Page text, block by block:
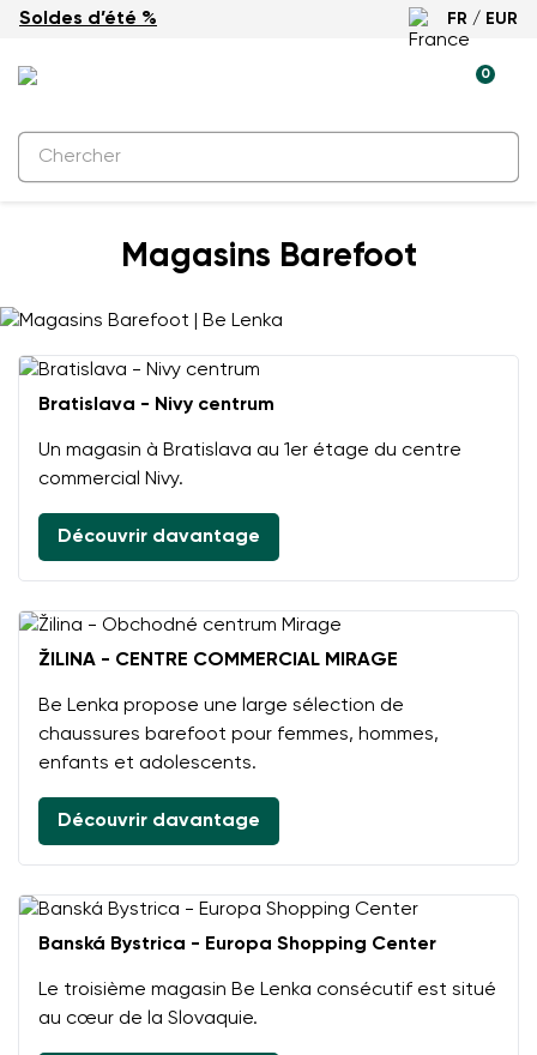
Soldes d’été % FR / EUR
0
Magasins Barefoot
Bratislava - Nivy centrum
Un magasin à Bratislava au 1er étage du centre
commercial Nivy.
Découvrir davantage
ŽILINA - CENTRE COMMERCIAL MIRAGE
Be Lenka propose une large sélection de
chaussures barefoot pour femmes, hommes,
enfants et adolescents.
Découvrir davantage
Banská Bystrica - Europa Shopping Center
Le troisième magasin Be Lenka consécutif est situé
au cœur de la Slovaquie.